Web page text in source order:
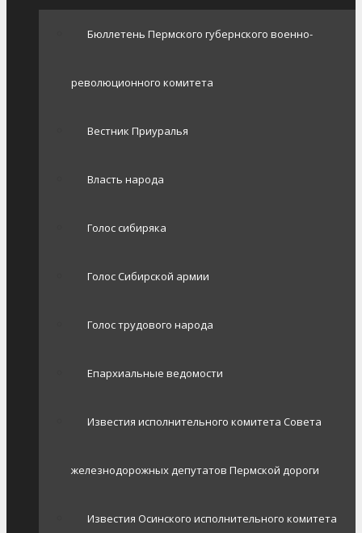
Бюллетень Пермского губернского военно-
революционного комитета
Вестник Приуралья
Власть народа
Голос сибиряка
Голос Сибирской армии
Голос трудового народа
Епархиальные ведомости
Известия исполнительного комитета Совета
железнодорожных депутатов Пермской дороги
Известия Осинского исполнительного комитета